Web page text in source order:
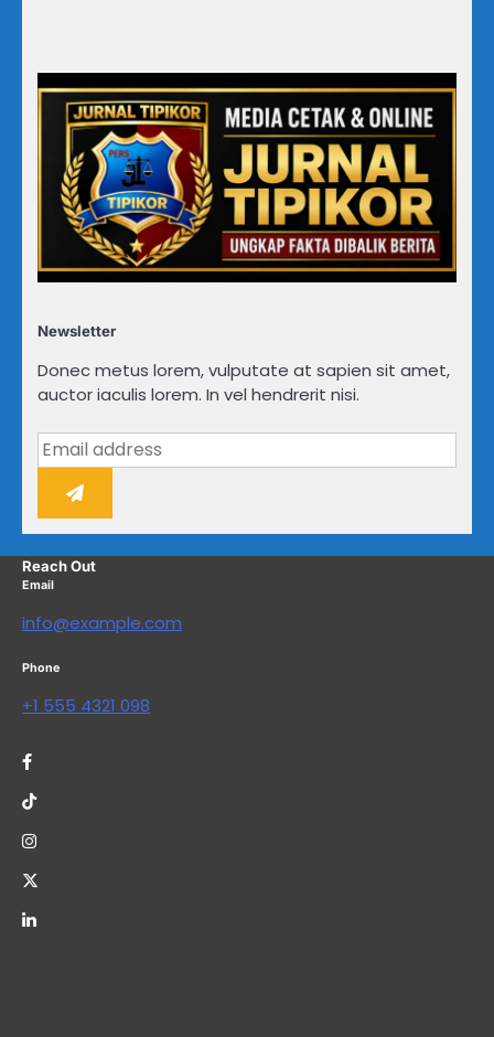
Newsletter
Donec metus lorem, vulputate at sapien sit amet,
auctor iaculis lorem. In vel hendrerit nisi.
Reach Out
Email
info@example.com
Phone
+1 555 4321 098